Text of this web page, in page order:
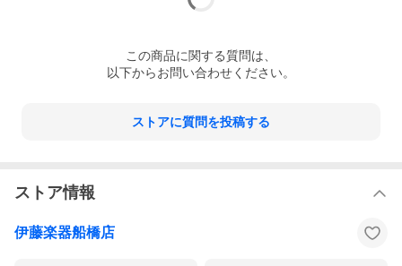
下さい。
この商品に関する質問は、
以下からお問い合わせください。
ストアに質問を投稿する
ストア情報
伊藤楽器船橋店